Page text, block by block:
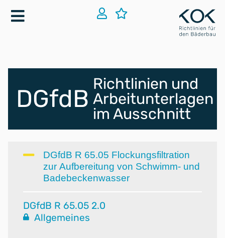
DGfdB
Richtlinien und
Arbeitunterlagen
im Ausschnitt
DGfdB R 65.05 Flockungsfiltration
zur Aufbereitung von Schwimm- und
Badebeckenwasser
DGfdB R 65.05 2.0
Allgemeines